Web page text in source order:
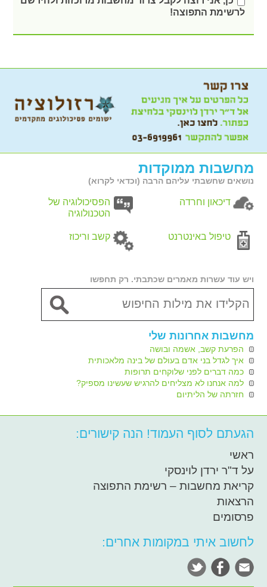
לרשימת התפוצה!
מחשבות ממוקדות
נושאים שחשבתי עליהם הרבה (וכדאי לקרוא)
דיכאון וחרדה
הפסיכולוגיה של
הטכנולוגיה
טיפול באינטרנט קשב וריכוז
ויש עוד עשרות מאמרים שכתבתי. רק תחפשו
מחשבות אחרונות שלי
הפרעת קשב, אשמה ובושה
איך לגדל בני אדם בעולם של בינה מלאכותית
כמה דברים לפני שלוקחים תרופות
למה אנחנו לא מצליחים להרגיש שעשינו מספיק?
חזרתה של הליתיום
הגעתם לסוף העמוד! הנה קישורים:
ראשי
על ד"ר ירדן לוינסקי
קריאת מחשבות – רשימת התפוצה
הרצאות
פרסומים
לחשוב איתי במקומות אחרים: